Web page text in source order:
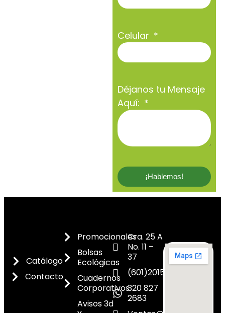
Celular
Déjanos tu Mensaje
Aquí:
¡Hablemos!
Catálogo
Contacto
Promocionales
Bolsas
Ecológicas
Cuadernos
Corporativos
Avisos 3d
Cra. 25 A
No. 11 –
37
(601)2015300
320 827
2683